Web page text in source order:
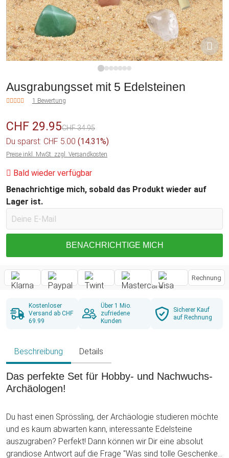
Ausgrabungsset mit 5 Edelsteinen
1 Bewertung
CHF 29.95CHF 34.95
Du sparst: CHF 5.00 (14.31%)
Preise inkl. MwSt. zzgl. Versandkosten
Bald wieder verfügbar
Benachrichtige mich, sobald das Produkt wieder auf
Lager ist.
BENACHRICHTIGE MICH
Rechnung
Kostenloser
Versand ab CHF
69.99
Über 1 Mio.
zufriedene
Kunden
Sicherer Kauf
auf Rechnung
Beschreibung Details
Das perfekte Set für Hobby- und Nachwuchs-
Archäologen!
Du hast einen Sprössling, der Archäologie studieren möchte
und es kaum abwarten kann, interessante Edelsteine
auszugraben? Perfekt! Dann können wir Dir eine absolut
grandiose Antwort auf die Frage "Was sind tolle Geschenke